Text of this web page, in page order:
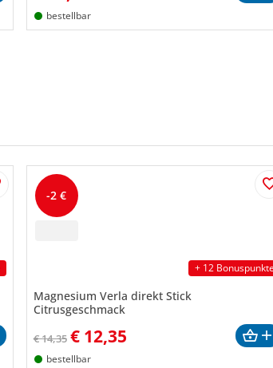
bestellbar
-2 €
+ 12 Bonuspunkte
Magnesium Verla direkt Stick
Citrusgeschmack
€ 14,35 € 12,35
bestellbar